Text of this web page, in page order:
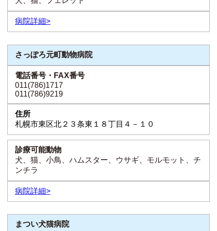
病院詳細>
さっぽろ元町動物病院
011(786)1717
011(786)9219
札幌市東区北２３条東１８丁目４－１０
犬、猫、小鳥、ハムスター、ウサギ、モルモット、チ
ンチラ
病院詳細>
まつい犬猫病院